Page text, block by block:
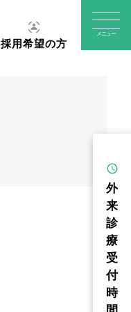
sensor_occupied
採用希望の方
schedule
外
来
診
療
受
付
時